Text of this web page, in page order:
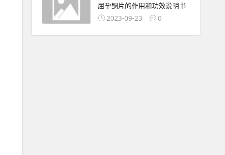
屈孕酮片的作用和功效说明书
2023-09-23
0